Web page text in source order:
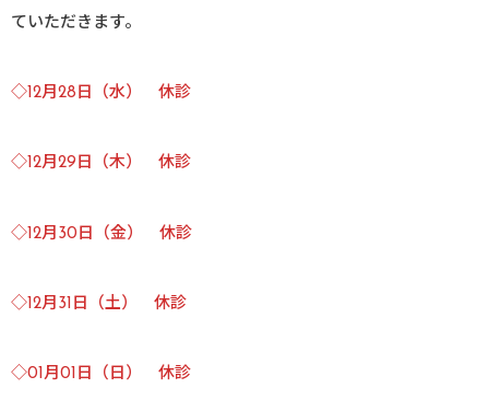
ていただきます。
◇12月28日（水） 休診
◇12月29日（木） 休診
◇12月30日（金） 休診
◇12月31日（土） 休診
◇01月01日（日） 休診